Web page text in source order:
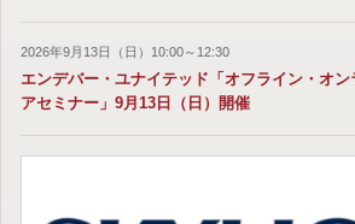
2026年9月13日（日）10:00～12:30
エンデバー・ユナイテッド「オフライン・オン
アセミナー」9月13日（日）開催